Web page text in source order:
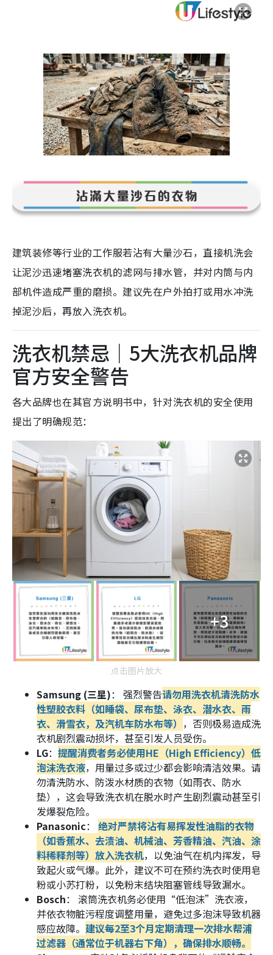
建筑装修等行业的工作服若沾有大量沙石，直接机洗会
让泥沙迅速堵塞洗衣机的滤网与排水管，并对内筒与内
部机件造成严重的磨损。建议先在户外拍打或用水冲洗
掉泥沙后，再放入洗衣机。
洗衣机禁忌｜5大洗衣机品牌
官方安全警告
各大品牌也在其官方说明书中，针对洗衣机的安全使用
提出了明确规范：
+3
点击图片放大
Samsung (三星)： 强烈警告请勿用洗衣机清洗防水
性塑胶衣料（如睡袋、尿布垫、泳衣、潜水衣、雨
衣、滑雪衣，及汽机车防水布等） ，否则极易造成洗
衣机剧烈震动损坏，甚至引发人员受伤。
LG： 提醒消费者务必使用HE（High Efficiency）低
泡沫洗衣液，用量过多或过少都会影响清洁效果。请
勿清洗防水、防泼水材质的衣物（如雨衣、防水
垫），这会导致洗衣机在脱水时产生剧烈震动甚至引
发爆裂危险。
Panasonic： 绝对严禁将沾有易挥发性油脂的衣物
（如香蕉水、去渍油、机械油、芳香精油、汽油、涂
料稀释剂等）放入洗衣机，以免油气在机内挥发，导
致起火或气爆。此外，建议不可在预约洗衣时使用皂
粉或小苏打粉，以免粉末结块阻塞管线导致漏水。
Bosch： 滚筒洗衣机务必使用“低泡沫”洗衣液，
并依衣物脏污程度调整用量，避免过多泡沫导致机器
感应故障。 建议每2至3个月定期清理一次排水帮浦
过滤器（通常位于机器右下角），确保排水顺畅。